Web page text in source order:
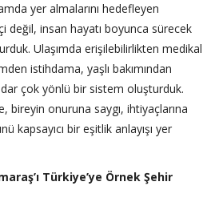
yer almalarını hedefleyen
değil, insan hayatı boyunca sürecek
Ulaşımda erişilebilirlikten medikal
istihdama, yaşlı bakımından
çok yönlü bir sistem oluşturduk.
bireyin onuruna saygı, ihtiyaçlarına
kapsayıcı bir eşitlik anlayışı yer
Türkiye’ye Örnek Şehir